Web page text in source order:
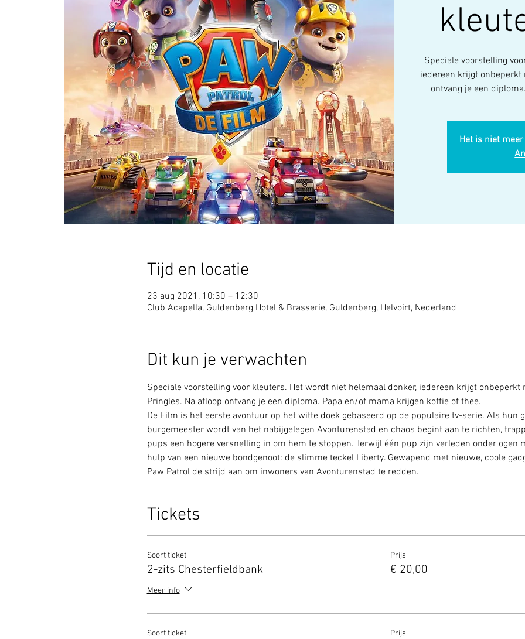
Speciale voorstelling
iedereen krijgt onbeperkt
ontvang je een
Het is niet
Tijd en locatie
23 aug 2021, 10:30 – 12:30
Club Acapella, Guldenberg Hotel & Brasserie, Guldenberg, Helvoirt, Nederland
Dit kun je verwachten
Speciale voorstelling voor kleuters. Het wordt niet helemaal donker, iedereen krijgt
Pringles. Na afloop ontvang je een diploma. Papa en/of mama krijgen koffie of thee.
De Film is het eerste avontuur op het witte doek gebaseerd op de populaire tv-serie. Als hun
burgemeester wordt van het nabijgelegen Avonturenstad en chaos begint aan te richten,
pups een hogere versnelling in om hem te stoppen. Terwijl één pup zijn verleden onder
hulp van een nieuwe bondgenoot: de slimme teckel Liberty. Gewapend met nieuwe, coole
Paw Patrol de strijd aan om inwoners van Avonturenstad te redden.
Tickets
Soort ticket
2-zits Chesterfieldbank
Meer info
Prijs
€ 20,00
Soort ticket Prijs